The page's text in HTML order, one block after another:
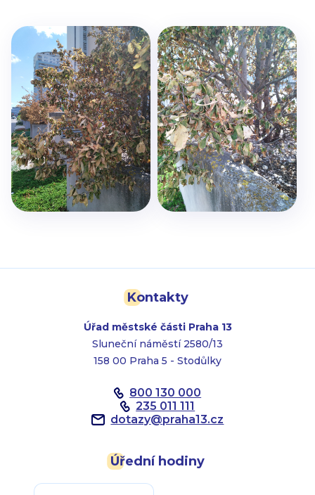
Kontakty
Úřad městské části Praha 13
Sluneční náměstí 2580/13
158 00 Praha 5 - Stodůlky
800 130 000
235 011 111
dotazy@praha13.cz
Úřední hodiny